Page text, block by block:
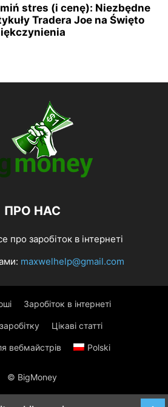
stres (i cenę): Niezbędne
Tradera Joe na Święto
ПРО НАС
про заробіток в інтернеті
maxwelhelp@gmail.com
Заробіток в інтернеті
Цікаві статті
вебмайстрів Polski
© BigMoney